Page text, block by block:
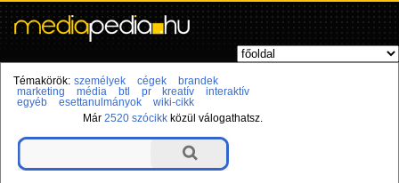
Témakörök: személyek cégek
brandek
marketing
média btl pr kreatív
interaktív
egyéb
esettanulmányok
wiki-cikk
Már2520 szócikk közül válogathatsz.